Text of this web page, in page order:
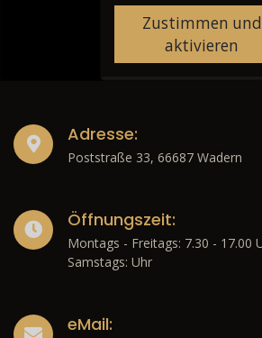
Zustimmen und
aktivieren
Adresse:
Poststraße 33, 66687 Wadern
Öffnungszeit:
Montags - Freitags: 7.30 - 17.00
Samstags: Uhr
eMail: